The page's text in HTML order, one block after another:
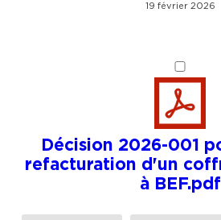
19 février 2026
Décision 2026-001
refacturation d'un
à BEF.pdf